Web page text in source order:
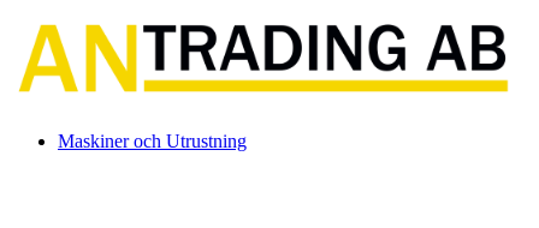
Maskiner och Utrustning